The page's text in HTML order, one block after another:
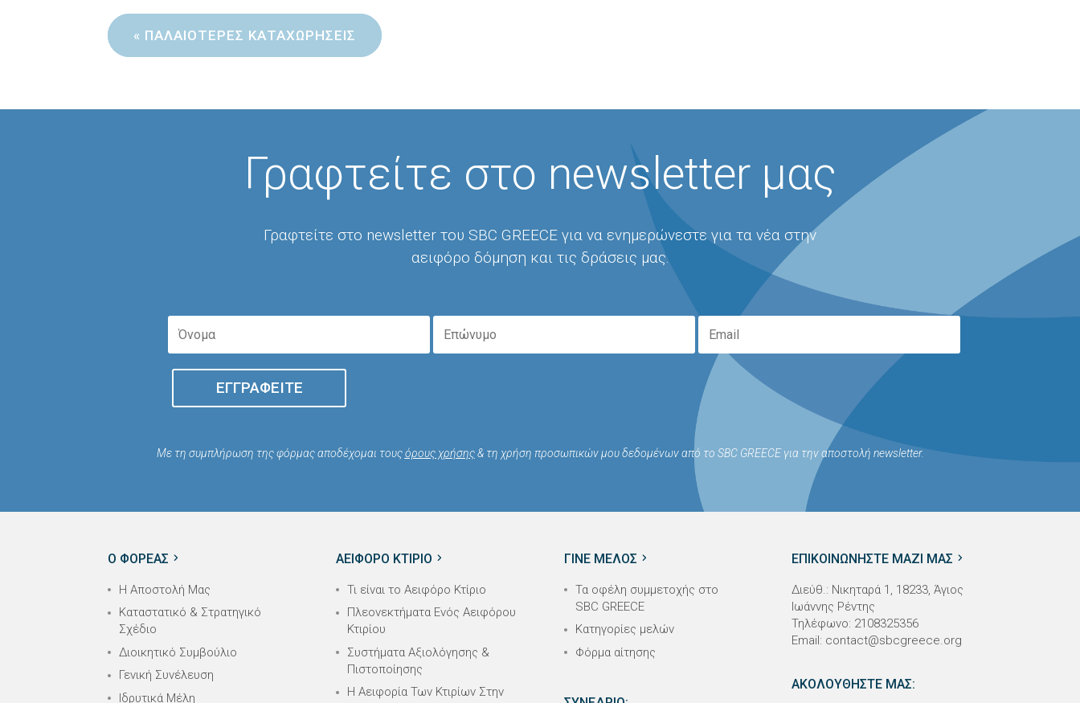
« ΠΑΛΑΙΌΤΕΡΕΣ ΚΑΤΑΧΩΡΉΣΕΙΣ
Γραφτείτε στο newsletter μας
Γραφτείτε στο newsletter του SBC GREECE για να ενημερώνεστε για τα νέα στην
αειφόρο δόμηση και τις δράσεις μας.
ΕΓΓΡΑΦΕΊΤΕ
Με τη συμπλήρωση της φόρμας αποδέχομαι τουςόρους χρήσης& τη χρήση προσωπικών μου δεδομένων από το SBC GREECE για την αποστολή newsletter.
Ο ΦΟΡΕΑΣ
Η Αποστολή Μας
Καταστατικό & Στρατηγικό
Σχέδιο
Διοικητικό Συμβούλιο
Γενική Συνέλευση
Ιδρυτικά Μέλη
ΑΕΙΦΟΡΟ ΚΤΙΡΙΟ
Τι είναι το Αειφόρο Κτίριο
Πλεονεκτήματα Ενός Αειφόρου
Κτιρίου
Συστήματα Αξιολόγησης &
Πιστοποίησης
Η Αειφορία Των Κτιρίων Στην
ΓΙΝΕ ΜΕΛΟΣ
Τα οφέλη συμμετοχής στο
SBC GREECE
Κατηγορίες μελών
Φόρμα αίτησης
ΕΠΙΚΟΙΝΩΝΗΣΤΕ ΜΑΖΙ ΜΑΣ
Διεύθ.: Νικηταρά 1, 18233, Άγιος
Ιωάννης Ρέντης
Τηλέφωνο: 2108325356
Email: contact@sbcgreece.org
ΑΚΟΛΟΥΘΗΣΤΕ ΜΑΣ: